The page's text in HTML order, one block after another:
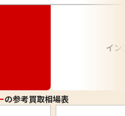
イン
の参考買取相場表